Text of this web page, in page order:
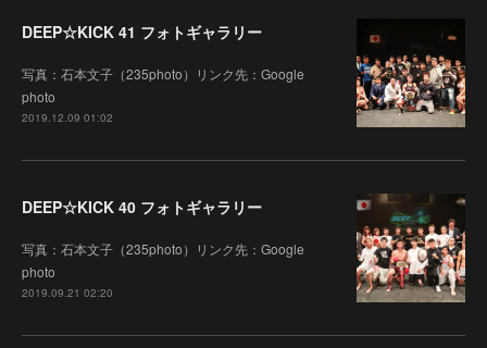
DEEP☆KICK 41 フォトギャラリー
写真：石本文子（235photo）リンク先：Google
photo
2019.12.09 01:02
DEEP☆KICK 40 フォトギャラリー
写真：石本文子（235photo）リンク先：Google
photo
2019.09.21 02:20